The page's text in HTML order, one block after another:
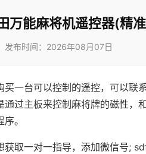
万能麻将机遥控器(精
发布时间：2026年08月07日
一台可以控制的遥控，可以联
过主板来控制麻将牌的磁性，
。
取一对一指导，添加微信号;